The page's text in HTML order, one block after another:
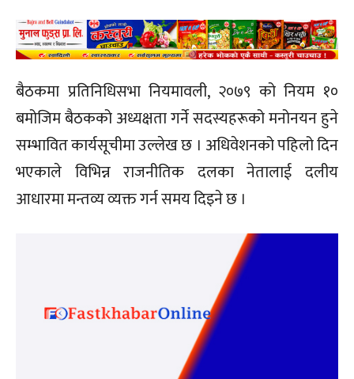
बैठकमा प्रतिनिधिसभा नियमावली, २०७९ को नियम १०
बमोजिम बैठकको अध्यक्षता गर्ने सदस्यहरूको मनोनयन हुने
सम्भावित कार्यसूचीमा उल्लेख छ । अधिवेशनको पहिलो दिन
भएकाले विभिन्न राजनीतिक दलका नेतालाई दलीय
आधारमा मन्तव्य व्यक्त गर्न समय दिइने छ ।